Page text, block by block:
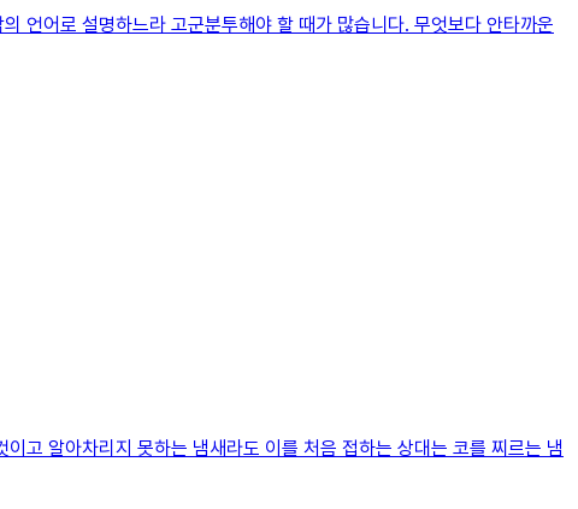
언어로 설명하느라 고군분투해야 할 때가 많습니다. 무엇보다 안타까운
고 알아차리지 못하는 냄새라도 이를 처음 접하는 상대는 코를 찌르는 냄